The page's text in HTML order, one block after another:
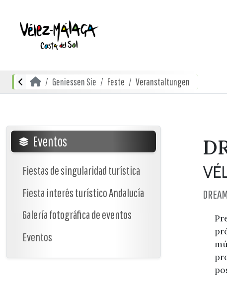
Geniessen Sie Feste Veranstaltungen
Eventos
Fiestas de singularidad turística
Fiesta interés turístico Andalucía
Galería fotográfica de eventos
Eventos